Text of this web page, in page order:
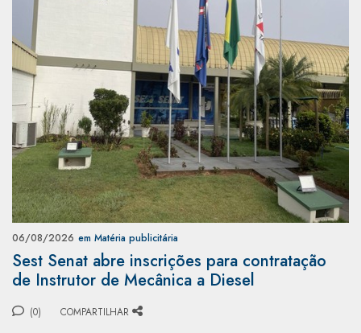
06/08/2026 em Matéria publicitária
Sest Senat abre inscrições para contratação
de Instrutor de Mecânica a Diesel
(0) COMPARTILHAR